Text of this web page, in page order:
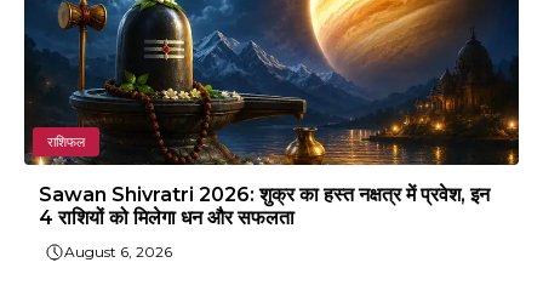
राशिफल
Sawan Shivratri 2026: शुक्र का हस्त नक्षत्र में प्रवेश, इन
4 राशियों को मिलेगा धन और सफलता
August 6, 2026